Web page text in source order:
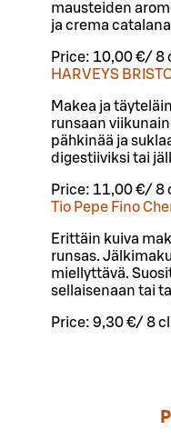
mausteiden
ja crema
Price: 10,00 €/ 8
HARVEYS
Makea ja
runsaan
pähkinää ja
digestiiviksi tai
Price: 11,00 €/ 8
Tio Pepe Fino
Erittäin kuiva
runsas.
miellyttävä.
sellaisenaan tai
Price: 9,30 €/ 8 cl